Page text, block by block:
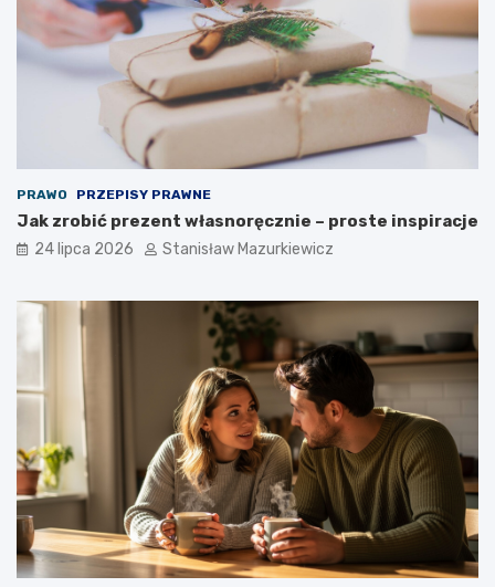
PRAWO PRZEPISY PRAWNE
Jak zrobić prezent własnoręcznie – proste inspiracje
24 lipca 2026 Stanisław Mazurkiewicz